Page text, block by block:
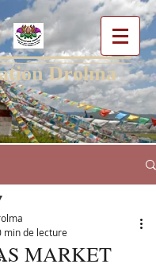
Drolma
MARKET
min de lecture